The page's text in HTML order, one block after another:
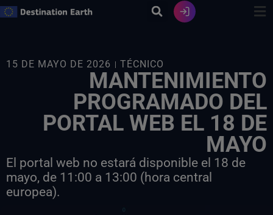
Ir
15 DE MAYO DE 2026 TÉCNICO
MANTENIMIENTO
PROGRAMADO DEL
PORTAL WEB EL 18 DE
MAYO
El portal web no estará disponible el 18 de
mayo, de 11:00 a 13:00 (hora central
europea).